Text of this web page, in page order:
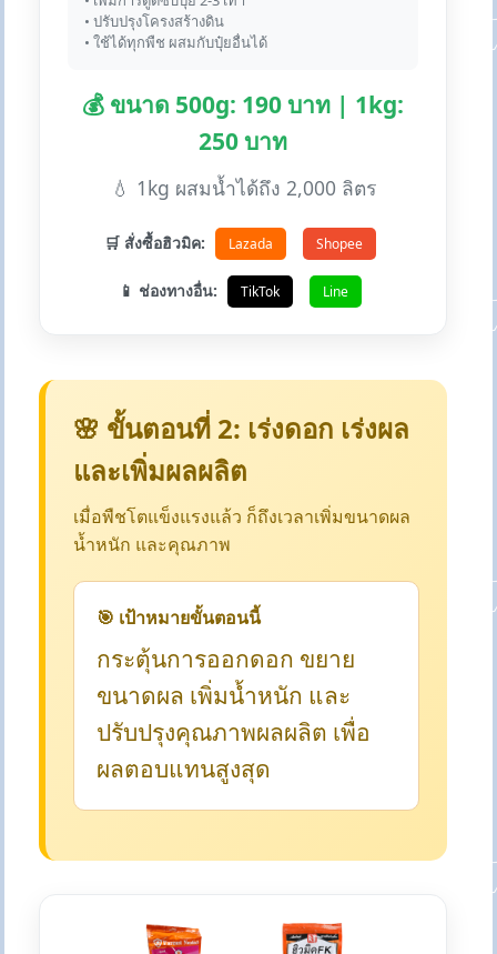
• ปรับปรุงโครงสร้างดิน
• ใช้ได้ทุกพืช ผสมกับปุ๋ยอื่นได้
💰 ขนาด 500g: 190 บาท | 1kg:
250 บาท
💧 1kg ผสมน้ำได้ถึง 2,000 ลิตร
🛒 สั่งซื้อฮิวมิค: Lazada Shopee
📱 ช่องทางอื่น: TikTok Line
🌸 ขั้นตอนที่ 2: เร่งดอก เร่งผล
และเพิ่มผลผลิต
เมื่อพืชโตแข็งแรงแล้ว ก็ถึงเวลาเพิ่มขนาดผล
น้ำหนัก และคุณภาพ
🎯 เป้าหมายขั้นตอนนี้
กระตุ้นการออกดอก ขยาย
ขนาดผล เพิ่มน้ำหนัก และ
ปรับปรุงคุณภาพผลผลิต เพื่อ
ผลตอบแทนสูงสุด